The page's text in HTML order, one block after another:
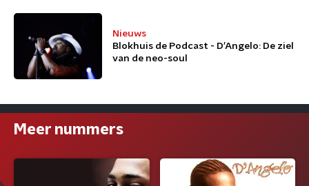
Nieuws
Blokhuis de Podcast - D’Angelo: De ziel
van de neo-soul
Meer nummers